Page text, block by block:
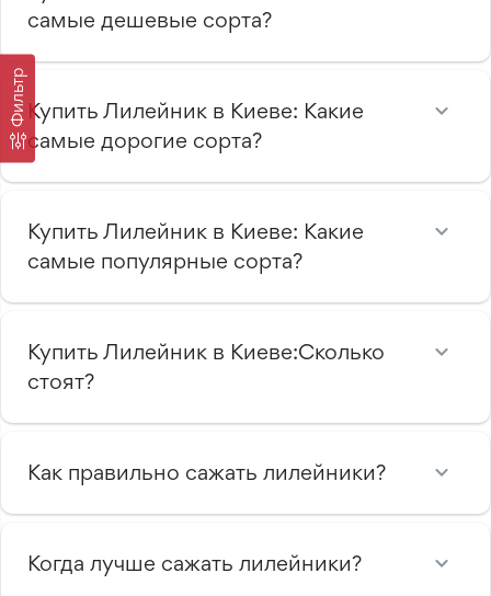
Фильтр
самые дешевые сорта?
Купить Лилейник в Киеве: Какие
самые дорогие сорта?
Купить Лилейник в Киеве: Какие
самые популярные сорта?
Купить Лилейник в Киеве:Сколько
стоят?
Как правильно сажать лилейники?
Когда лучше сажать лилейники?